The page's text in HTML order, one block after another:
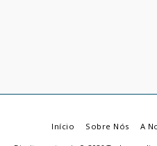
Início Sobre Nós A